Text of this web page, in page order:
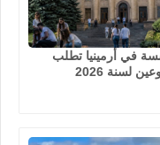
في أرمينيا تطلب
لسنة 2026